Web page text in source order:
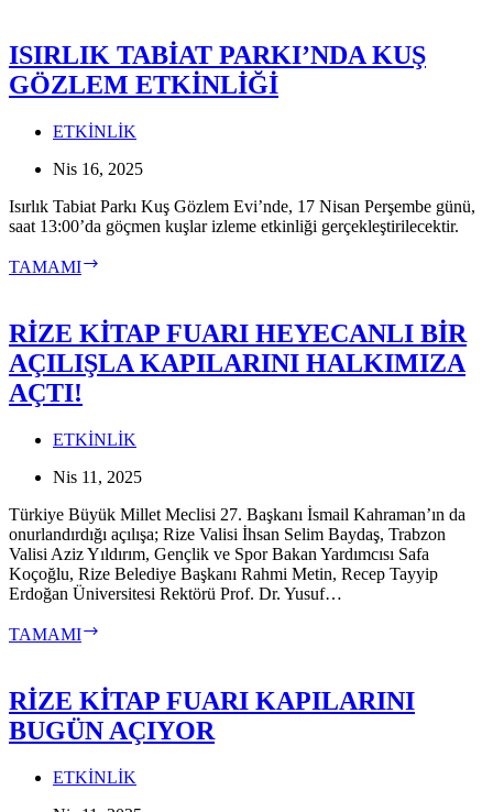
1923
TARİHİNDE
RİZELİ
OLDU
ISIRLIK TABİAT PARKI’NDA KUŞ
GÖZLEM ETKİNLİĞİ
ETKİNLİK
Nis 16, 2025
Isırlık Tabiat Parkı Kuş Gözlem Evi’nde, 17 Nisan Perşembe günü,
saat 13:00’da göçmen kuşlar izleme etkinliği gerçekleştirilecektir.
TAMAMI
KUŞ
GÖZLEM
ETKİNLİĞİ
RİZE KİTAP FUARI HEYECANLI BİR
AÇILIŞLA KAPILARINI HALKIMIZA
AÇTI!
ETKİNLİK
Nis 11, 2025
Türkiye Büyük Millet Meclisi 27. Başkanı İsmail Kahraman’ın da
onurlandırdığı açılışa; Rize Valisi İhsan Selim Baydaş, Trabzon
Valisi Aziz Yıldırım, Gençlik ve Spor Bakan Yardımcısı Safa
Koçoğlu, Rize Belediye Başkanı Rahmi Metin, Recep Tayyip
Erdoğan Üniversitesi Rektörü Prof. Dr. Yusuf…
TAMAMI
HEYECANLI
BİR
AÇILIŞLA
KAPILARINI
HALKIMIZA
AÇTI!
RİZE KİTAP FUARI KAPILARINI
BUGÜN AÇIYOR
ETKİNLİK